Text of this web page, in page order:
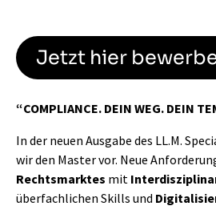
Jetzt hier
“COMPLIANCE. DEIN WEG. DEIN
In der neuen Ausgabe des LL.M.
wir den Master vor. Neue
Rechtsmarktes mit
überfachlichen Skills und